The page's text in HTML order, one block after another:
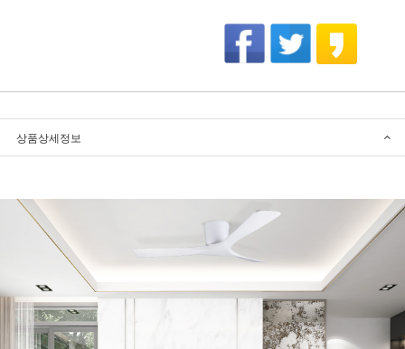
상품상세정보